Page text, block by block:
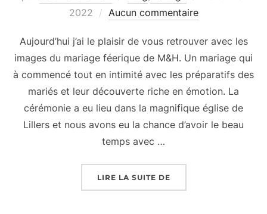
2022
Aucun commentaire
Aujourd’hui j’ai le plaisir de vous retrouver avec les
images du mariage féerique de M&H. Un mariage qui
à commencé tout en intimité avec les préparatifs des
mariés et leur découverte riche en émotion. La
cérémonie a eu lieu dans la magnifique église de
Lillers et nous avons eu la chance d’avoir le beau
temps avec …
LIRE LA SUITE DE« LE MARIAGE